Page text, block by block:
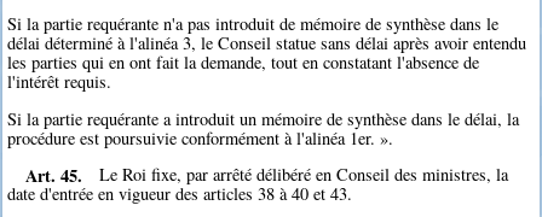
Si la partie requérante n'a pas introduit de mémoire de synthèse dans le
délai déterminé à l'alinéa 3, le Conseil statue sans délai après avoir entendu
les parties qui en ont fait la demande, tout en constatant l'absence de
l'intérêt requis.
Si la partie requérante a introduit un mémoire de synthèse dans le délai, la
procédure est poursuivie conformément à l'alinéa 1er. ».
Art. 45.
Le Roi fixe, par arrêté délibéré en Conseil des ministres, la
date d'entrée en vigueur des articles 38 à 40 et 43.